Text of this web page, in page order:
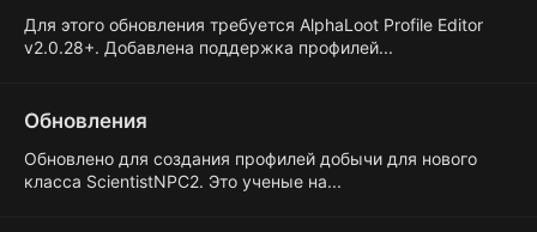
Для этого обновления требуется AlphaLoot Profile Editor
v2.0.28+. Добавлена поддержка профилей...
Обновления
Обновлено для создания профилей добычи для нового
класса ScientistNPC2. Это ученые на...